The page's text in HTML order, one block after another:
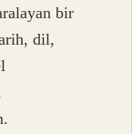
bir
dil,